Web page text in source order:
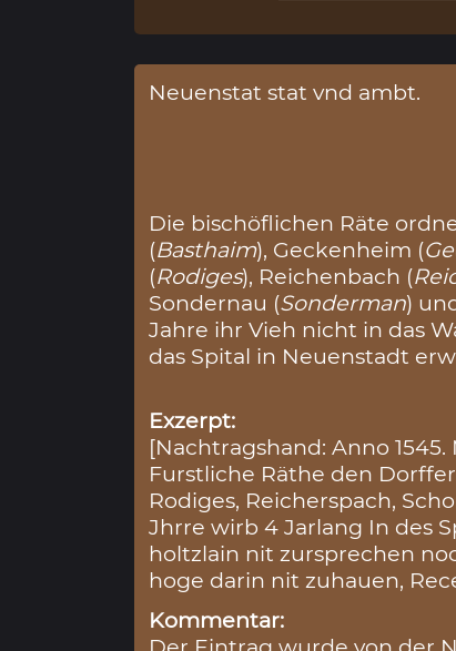
Neuenstat stat vnd ambt.
Die bischöflichen Räte
(Basthaim), Geckenheim (
(Rodiges), Reichenbach (
Sondernau (Sonderman)
Jahre ihr Vieh nicht in das
das Spital in Neuenstadt
Exzerpt:
[Nachtragshand: Anno
Furstliche Räthe den
Rodiges, Reicherspach,
Jhrre wirb 4 Jarlang In des
holtzlain nit zursprechen
hoge darin nit zuhauen,
Kommentar: